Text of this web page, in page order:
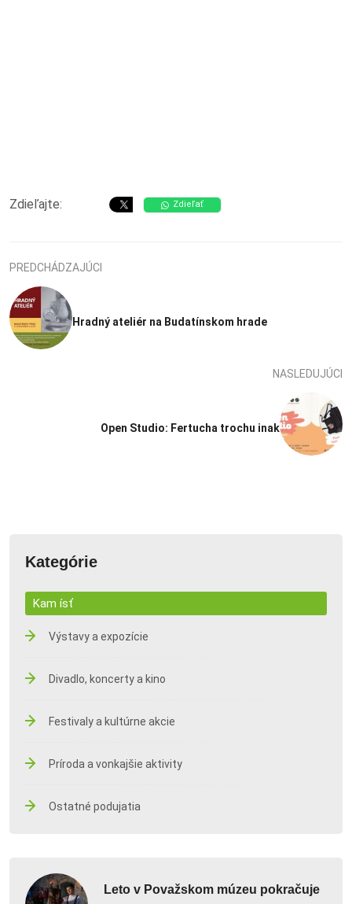
Zdieľajte: Zdieľať
PREDCHÁDZAJÚCI
Hradný ateliér na Budatínskom hrade
NASLEDUJÚCI
Open Studio: Fertucha trochu inak
Kategórie
Kam ísť
Výstavy a expozície
Divadlo, koncerty a kino
Festivaly a kultúrne akcie
Príroda a vonkajšie aktivity
Ostatné podujatia
Leto v Považskom múzeu pokračuje